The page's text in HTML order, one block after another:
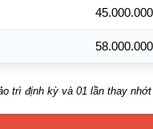
trì định kỳ và 01 lần thay